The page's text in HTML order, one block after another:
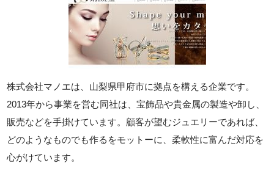
株式会社マノエは、山梨県甲府市に拠点を構える企業です。
2013年から事業を営む同社は、宝飾品や貴金属の製造や卸し、
販売などを手掛けています。顧客が望むジュエリーであれば、
どのようなものでも作るをモットーに、柔軟性に富んだ対応を
心がけています。